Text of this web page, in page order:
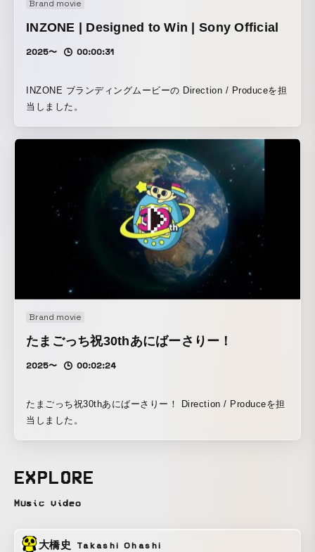
Brand movie
INZONE | Designed to Win | Sony Official
2025〜 00:00:31
INZONE ブランディングムービーの Direction / Produceを担
当しました。
Brand movie
たまごっち祝30thあにばーさりー！
2025〜 00:02:24
たまごっち祝30thあにばーさりー！ Direction / Produceを担
当しました。
EXPLORE
Music video
大橋史 Takashi Ohashi